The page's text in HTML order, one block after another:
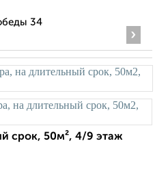
34
›
срок, 50м², 4/9 этаж